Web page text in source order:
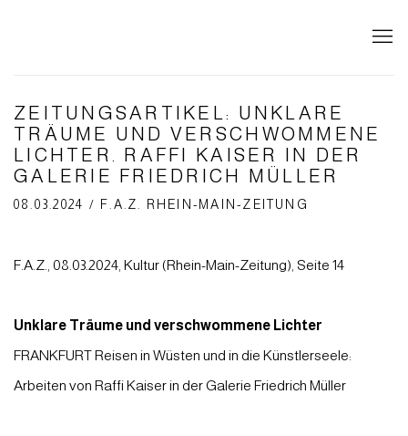
ZEITUNGSARTIKEL: UNKLARE
TRÄUME UND VERSCHWOMMENE
LICHTER. RAFFI KAISER IN DER
GALERIE FRIEDRICH MÜLLER
08.03.2024 / F.A.Z. RHEIN-MAIN-ZEITUNG
F.A.Z., 08.03.2024, Kultur (Rhein-Main-Zeitung), Seite 14
Unklare Träume und verschwommene Lichter
FRANKFURT Reisen in Wüsten und in die Künstlerseele:
Arbeiten von Raffi Kaiser in der Galerie Friedrich Müller